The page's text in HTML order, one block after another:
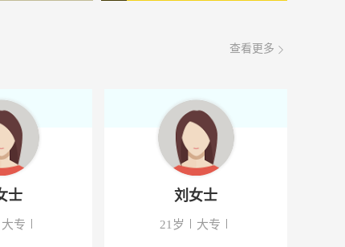
08-07
08-07
08-07
08-07
查看更多
士
大专
刘女士
21岁 大专